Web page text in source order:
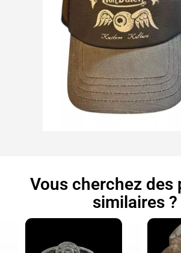
Vous cherchez des
similaires ?